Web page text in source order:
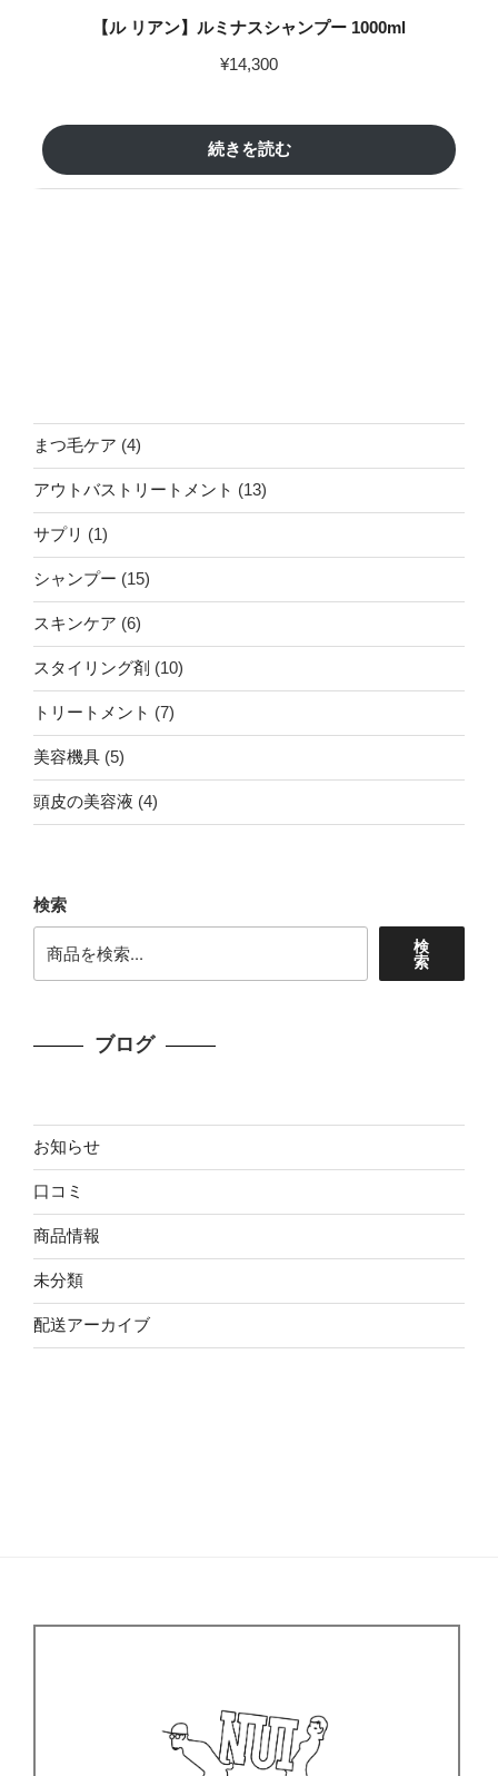
【ル リアン】ルミナスシャンプー 1000ml
¥14,300
続きを読む
まつ毛ケア 44
個
の
アウトバストリートメント 1313
個
サプリ 11
個
商
シャンプー 1515
個
商
スキンケア 66
個
の
商
スタイリング剤 1010
個
トリートメント 77
個
美容機具 55
個
の
頭皮の美容液 44
個
検索
検
索
ブログ
お知らせ
口コミ
商品情報
未分類
配送アーカイブ